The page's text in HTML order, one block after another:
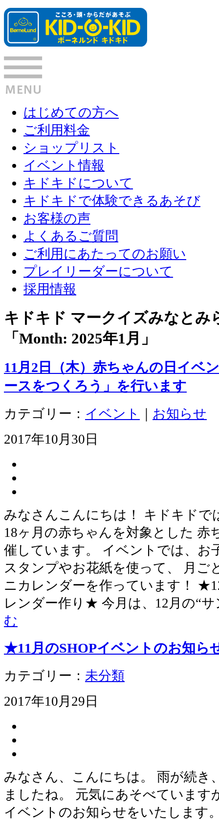
はじめての方へ
ご利用料金
ショップリスト
イベント情報
キドキドについて
キドキドで体験できるあそび
お客様の声
よくあるご質問
ご利用にあたってのお願い
プレイリーダーについて
採用情報
キドキド マークイズみなと
「Month: 2025年1月 」
11月2日（木）赤ちゃんの日イベ
ースをつくろう」を行います
カテゴリー： イベント
お知らせ
2017年10月30日
みなさんこんにちは！ キドキドで
18ヶ月の赤ちゃんを対象とした 赤
催しています。 イベントでは、お
スタンプやお花紙を使って、 月ご
ニカレンダーを作っています！
レンダー作り★ 今月は、12月の“
む
★11月のSHOPイベントのお知ら
カテゴリー： 未分類
2017年10月29日
みなさん、こんにちは。 雨が続き
ましたね。 元気にあそべています
イベントのお知らせをいたします